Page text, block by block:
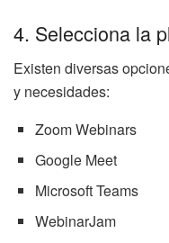
4. Selecciona la
Existen diversas
y necesidades:
Zoom Webinars
Google Meet
Microsoft Teams
WebinarJam